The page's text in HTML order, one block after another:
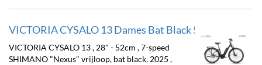
VICTORIA CYSALO 13 Dames Bat Black 52cm 2025
VICTORIA CYSALO 13 , 28" - 52cm , 7-speed
SHIMANO "Nexus" vrijloop, bat black, 2025 ,